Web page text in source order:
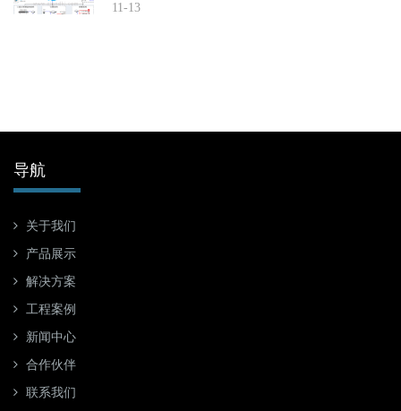
11-13
导航
关于我们
产品展示
解决方案
工程案例
新闻中心
合作伙伴
联系我们